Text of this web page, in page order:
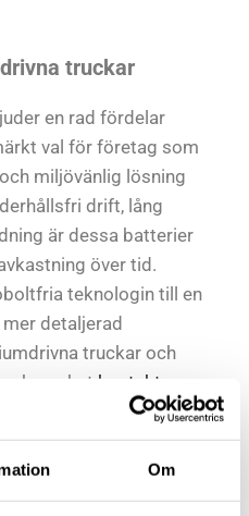
Om
truckar
en rad fördelar
val för företag som
miljövänlig lösning
drift, lång
är dessa batterier
över tid.
teknologin till en
detaljerad
truckar och
kontakta oss